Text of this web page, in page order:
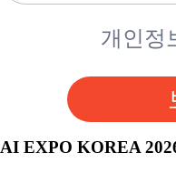
개인정
AI EXPO KOREA